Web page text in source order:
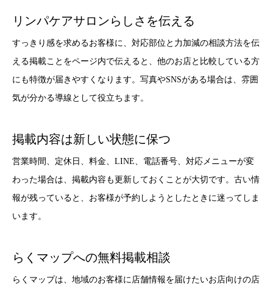
リンパケアサロンらしさを伝える
すっきり感を求めるお客様に、対応部位と力加減の相談方法を伝
える掲載ことをページ内で伝えると、他のお店と比較している方
にも特徴が届きやすくなります。写真やSNSがある場合は、雰囲
気が分かる導線として役立ちます。
掲載内容は新しい状態に保つ
営業時間、定休日、料金、LINE、電話番号、対応メニューが変
わった場合は、掲載内容も更新しておくことが大切です。古い情
報が残っていると、お客様が予約しようとしたときに迷ってしま
います。
らくマップへの無料掲載相談
らくマップは、地域のお客様に店舗情報を届けたいお店向けの店